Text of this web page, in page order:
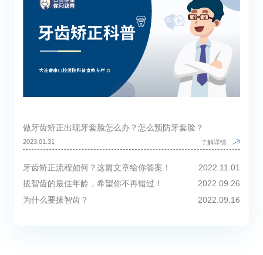
做牙齿矫正出现牙套脸怎么办？怎么预防牙套脸？
2023.01.31 了解详情
牙齿矫正流程如何？这篇文章给你答案！
2022.11.01
拔智齿的最佳年龄，希望你不再错过！
2022.09.26
为什么要拔智齿？
2022.09.16